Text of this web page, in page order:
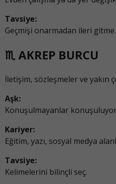
Tavsiye:
Geçmişi onarmadan ileri gitme.
♏ AKREP BURCU
İletişim, sözleşmeler ve yakın
Aşk:
Konuşulmayanlar
Kariyer:
Eğitim, yazı, sosyal medya
Tavsiye:
Kelimelerini bilinçli seç.